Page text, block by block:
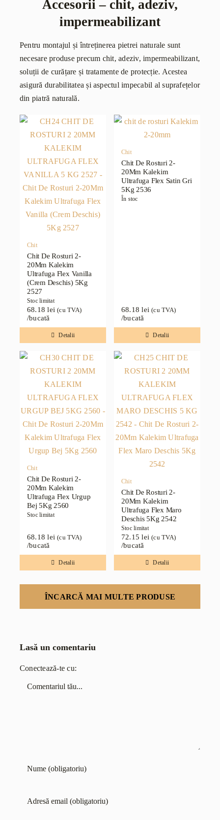
Accesorii – chit, adeziv,
impermeabilizant
Pentru montajul și întreținerea pietrei naturale sunt
necesare produse precum chit, adeziv, impermeabilizant,
soluții de curățare și tratamente de protecție. Acestea
asigură durabilitatea și aspectul impecabil al suprafețelor
din piatră naturală.
Chit
Chit De Rosturi 2-
20Mm Kalekim
Ultrafuga Flex Vanilla
(Crem Deschis) 5Kg
2527
Stoc limitat
68.18lei (cu TVA)
/bucată
Detalii
Chit
Chit De Rosturi 2-
20Mm Kalekim
Ultrafuga Flex Satin Gri
5Kg 2536
În stoc
68.18lei (cu TVA)
/bucată
Detalii
Chit
Chit De Rosturi 2-
20Mm Kalekim
Ultrafuga Flex Urgup
Bej 5Kg 2560
Stoc limitat
68.18lei (cu TVA)
/bucată
Detalii
Chit
Chit De Rosturi 2-
20Mm Kalekim
Ultrafuga Flex Maro
Deschis 5Kg 2542
Stoc limitat
72.15lei (cu TVA)
/bucată
Detalii
ÎNCARCĂ MAI MULTE PRODUSE
Lasă un comentariu
Conectează-te cu:
Comentariu